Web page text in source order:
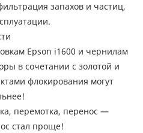
запахов и частиц,
Epson i1600 и чернилам
в сочетании с золотой и
флокирования могут
перемотка, перенос —
стал проще!